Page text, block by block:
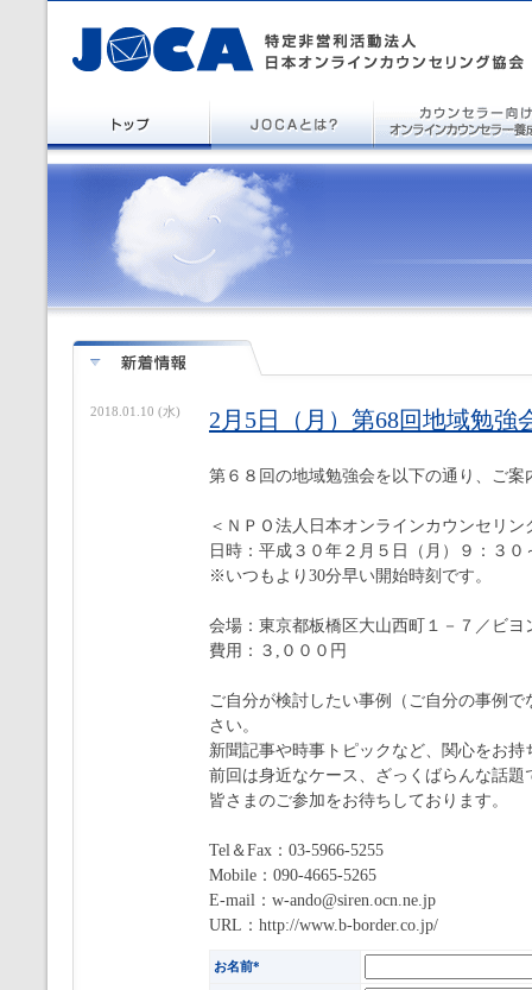
2018.01.10 (水) 2月5日（月）第68回地域勉強
第６８回の地域勉強会を以下の通り、ご案
＜ＮＰＯ法人日本オンラインカウンセリ
日時：平成３０年２月５日（月）９：３０
※いつもより30分早い開始時刻です。
会場：東京都板橋区大山西町１－７／ビ
費用：３,０００円
ご自分が検討したい事例（ご自分の事例
さい。
新聞記事や時事トピックなど、関心をお
前回は身近なケース、ざっくばらんな話題
皆さまのご参加をお待ちしております。
Tel＆Fax：03-5966-5255
Mobile：090-4665-5265
E-mail：w-ando@siren.ocn.ne.jp
URL：http://www.b-border.co.jp/
お名前*